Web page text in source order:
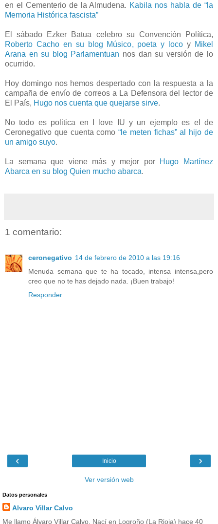
en el Cementerio de la Almudena. Kabila nos habla de “la
Memoria Histórica fascista”
El sábado Ezker Batua celebro su Convención Política,
Roberto Cacho en su blog Músico, poeta y loco y Mikel
Arana en su blog Parlamentuan nos dan su versión de lo
ocurrido.
Hoy domingo nos hemos despertado con la respuesta a la
campaña de envío de correos a La Defensora del lector de
El País, Hugo nos cuenta que quejarse sirve.
No todo es politica en I love IU y un ejemplo es el de
Ceronegativo que cuenta como“le meten fichas” al hijo de
un amigo suyo.
La semana que viene más y mejor por Hugo Martínez
Abarca en su blog Quien mucho abarca.
1 comentario:
ceronegativo 14 de febrero de 2010 a las 19:16
Menuda semana que te ha tocado, intensa intensa,pero
creo que no te has dejado nada. ¡Buen trabajo!
Responder
‹ ›
Inicio
Ver versión web
Datos personales
Alvaro Villar Calvo
Me llamo Álvaro Villar Calvo. Nací en Logroño (La Rioja) hace 40